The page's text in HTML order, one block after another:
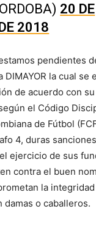
20 DE
2018
pendientes
DIMAYOR la cual se
de acuerdo con
el Código
de Fútbol
4, duras
ejercicio de sus
contra el buen
la
damas o caballeros.